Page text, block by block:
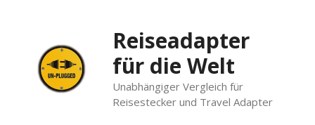
Reiseadapter
für die Welt
Unabhängiger Vergleich für
Reisestecker und Travel Adapter